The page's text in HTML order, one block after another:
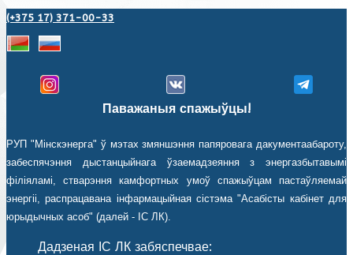
(+375 17) 371-00-33
Паважаныя спажыўцы!
РУП "Мінскэнерга" ў мэтах змяншэння папяровага дакументаабароту,
забеспячэння дыстанцыйнага ўзаемадзеяння з энергазбытавымі
філіяламі, стварэння камфортных умоў спажыўцам пастаўляемай
энергіі, распрацавана інфармацыйная сістэма "Асабісты кабінет для
юрыдычных асоб" (далей - ІС ЛК).
Дадзеная ІС ЛК забяспечвае: